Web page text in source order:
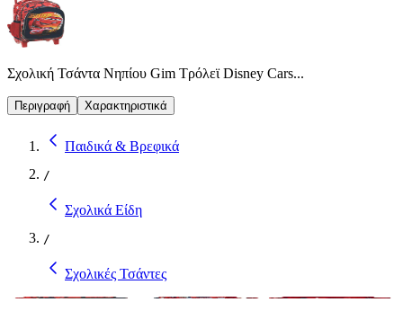
Σχολική Τσάντα Νηπίου Gim Τρόλεϊ Disney Cars...
Περιγραφή Χαρακτηριστικά
Παιδικά & Βρεφικά
/
Σχολικά Είδη
/
Σχολικές Τσάντες